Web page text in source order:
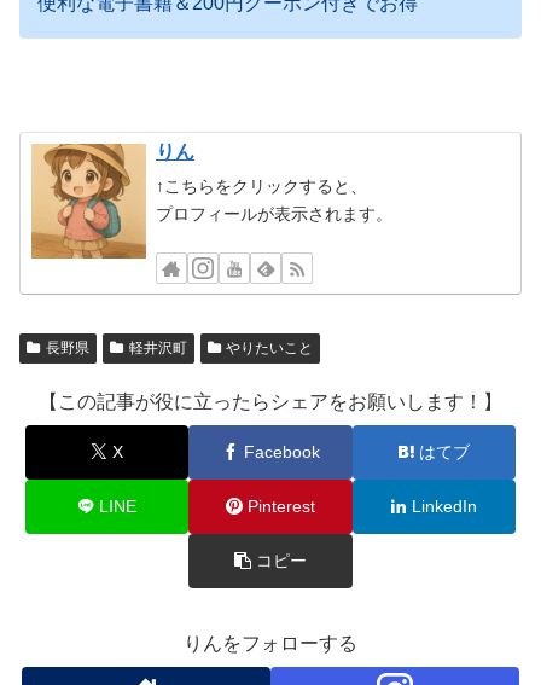
りん
↑こちらをクリックすると、
プロフィールが表示されます。
長野県 軽井沢町 やりたいこと
【この記事が役に立ったらシェアをお願いします！】
X Facebook はてブ
LINE Pinterest LinkedIn
コピー
りんをフォローする